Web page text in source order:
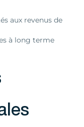
aux revenus de
à long terme